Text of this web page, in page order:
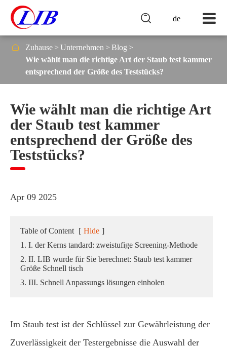
de

 Zuhause Unternehmen
Blog
Wie wählt man die richtige Art der Staub test kammer
entsprechend der Größe des Teststücks?
Wie wählt man die richtige Art
der Staub test kammer
entsprechend der Größe des
Teststücks?
Apr 09 2025
Table of Content [ Hide ]
1. I. der Kerns tandard: zweistufige Screening-Methode
2. II. LIB wurde für Sie berechnet: Staub test kammer
Größe Schnell tisch
3. III. Schnell Anpassungs lösungen einholen
Im Staub test ist der Schlüssel zur Gewährleistung der
Zuverlässigkeit der Testergebnisse die Auswahl der